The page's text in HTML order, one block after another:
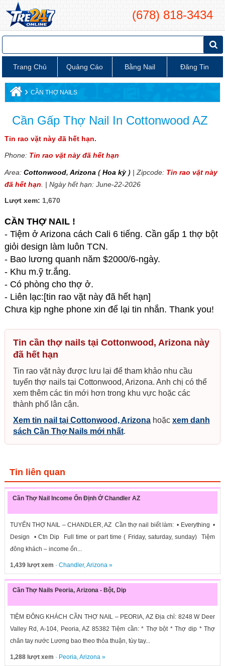
(678) 818-3434
Trang Chủ Quảng Cáo Bằng Nail Đăng Tin
› CẦN THỢ NAILS
Cần Gấp Thợ Nail In Cottonwood AZ
Tin rao vặt này đã hết hạn.
Phone: Tin rao vặt này đã hết hạn
Area: Cottonwood, Arizona (Hoa kỳ)| Zipcode: Tin rao vặt này
đã hết hạn . | Ngày hết hạn: June-22-2026
Lượt xem: 1,670
CẦN THỢ NAIL !
- Tiệm ở Arizona cách Cali 6 tiếng. Cần gấp 1 thợ bột
giỏi design làm luôn TCN.
- Bao lương quanh năm $2000/6-ngày.
- Khu m.ỹ tr.ắng.
- Có phòng cho thợ ở.
- Liên lạc:[tin rao vặt này đã hết hạn]
Chưa kịp nghe phone xin để lại tin nhắn. Thank you!
Tin cần thợ nails tại Cottonwood, Arizona này
đã hết hạn
Tin rao vặt này được lưu lại để tham khảo nhu cầu
tuyển thợ nails tại Cottonwood, Arizona. Anh chị có thể
xem thêm các tin mới hơn trong khu vực hoặc các
thành phố lân cận.
Xem tin nail tại Cottonwood, Arizonahoặc xem danh
sách Cần Thợ Nails mới nhất.
Tin liên quan
Cần Thợ Nail Income Ổn Định Ở Chandler AZ
TUYỂN THỢ NAIL – CHANDLER, AZ Cần thợ nail biết làm: • Everything •
Design • Ctn Dip Full time or part time ( Friday, saturday, sunday) Tiệm
đông khách – income ổn...
1,439 lượt xem · Chandler,Arizona»
Cần Thợ Nails Peoria, Arizona - Bột, Dip
TIỆM ĐÔNG KHÁCH CẦN THỢ NAIL – PEORIA, AZ Địa chỉ: 8248 W Deer
Valley Rd, A-104, Peoria, AZ 85382 Tiệm cần: * Thợ bột * Thợ dip * Thợ
chân tay nước Lương bao theo thỏa thuận, tùy tay...
1,288 lượt xem · Peoria,Arizona»